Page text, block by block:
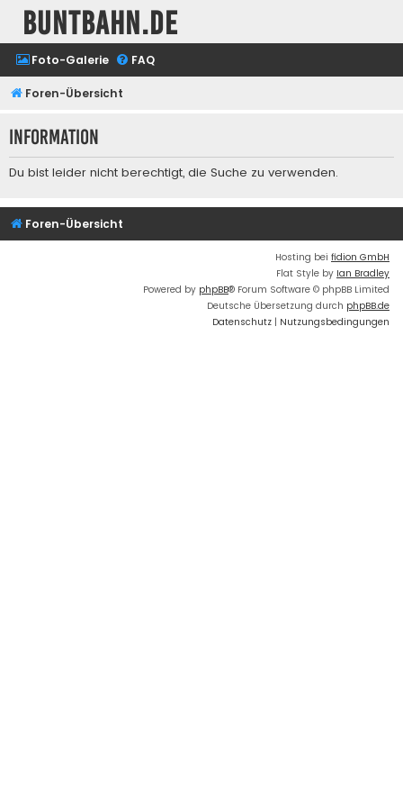
buntbahn.de
Foto-Galerie FAQ
Foren-Übersicht
Information
Du bist leider nicht berechtigt, die Suche zu verwenden.
Foren-Übersicht
Hosting bei fidion GmbH
Flat Style by Ian Bradley
Powered by phpBB® Forum Software © phpBB Limited
Deutsche Übersetzung durch phpBB.de
Datenschutz | Nutzungsbedingungen